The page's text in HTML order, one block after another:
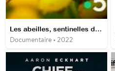
Les abeilles, sentinelles de la planète
Documentaire • 2022